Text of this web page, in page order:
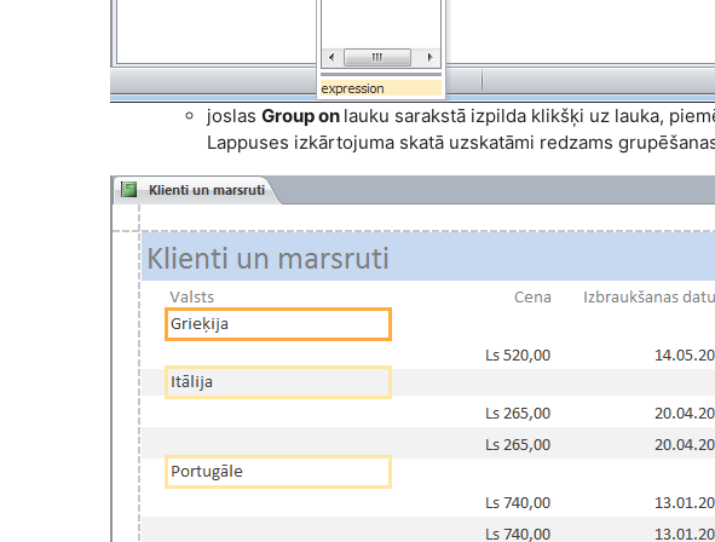
joslas Group on lauku sarakstā izpilda klikšķi uz lauka,
Lappuses izkārtojuma skatā uzskatāmi redzams